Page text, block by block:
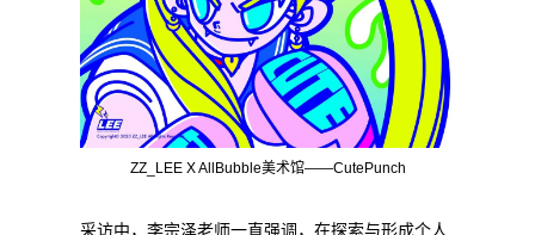
ZZ_LEE X AllBubble美术馆——CutePunch
采访中，李宗泽老师一直强调，在探索与形成个人